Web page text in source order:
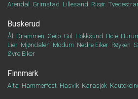
Arendal Grimstad Lillesand Risør
Buskerud
Ål Drammen Geilo Gol Hokksund Hole
Lier Mjøndalen Modum Nedre Eiker Røyken
Øvre Eiker
Finnmark
Alta Hammerfest Hasvik Karasjok